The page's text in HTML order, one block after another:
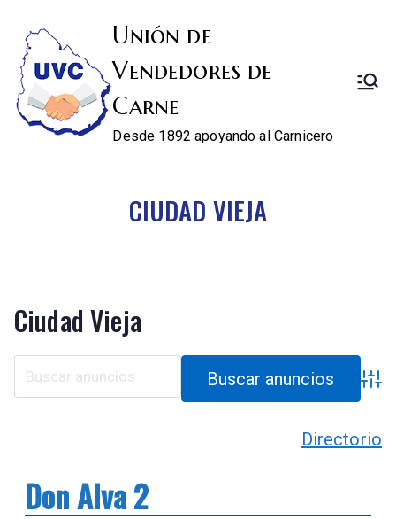
Unión de
Vendedores de
Carne
Desde 1892 apoyando al Carnicero
CIUDAD VIEJA
Ciudad Vieja
Directorio
Don Alva 2